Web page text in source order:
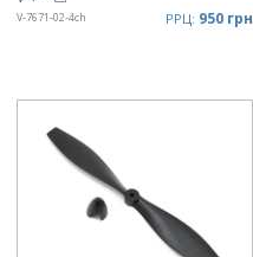
V-7671-02-4ch РРЦ: 950 грн